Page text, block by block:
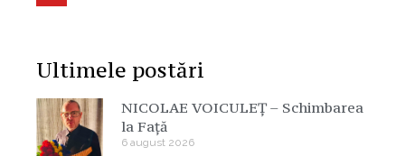
Ultimele postări
NICOLAE VOICULEȚ – Schimbarea
la Față
6 august 2026